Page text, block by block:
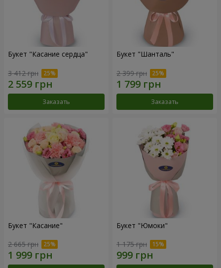
Букет "Касание сердца"
3 412 грн
Заказать
Букет "Шанталь"
2 399 грн
Заказать
Букет "Касание"
2 665 грн
Букет "Юмоки"
1 175 грн